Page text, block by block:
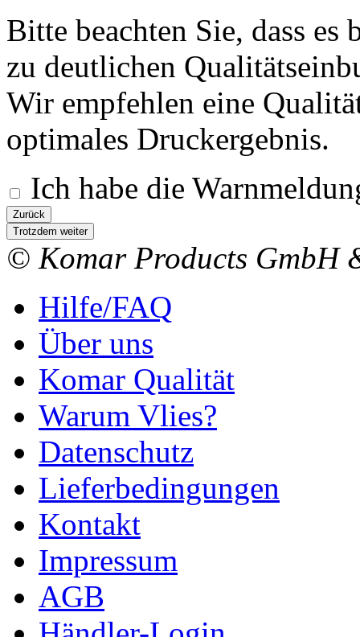
Bitte beachten Sie, dass
zu deutlichen
Wir empfehlen eine
optimales Druckergebnis.
Ich habe die
Zurück
Trotzdem weiter
© Komar Products GmbH
Hilfe/FAQ
Über uns
Komar Qualität
Warum Vlies?
Datenschutz
Lieferbedingungen
Kontakt
Impressum
AGB